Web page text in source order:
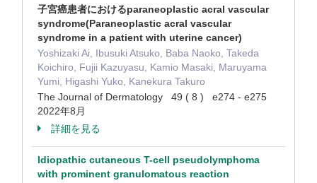
子宮癌患者におけるparaneoplastic acral vascular
syndrome(Paraneoplastic acral vascular
syndrome in a patient with uterine cancer)
Yoshizaki Ai, Ibusuki Atsuko, Baba Naoko, Takeda
Koichiro, Fujii Kazuyasu, Kamio Masaki, Maruyama
Yumi, Higashi Yuko, Kanekura Takuro
The Journal of Dermatology 49 ( 8 ) e274 - e275
2022年8月
詳細を見る
Idiopathic cutaneous T-cell pseudolymphoma
with prominent granulomatous reaction